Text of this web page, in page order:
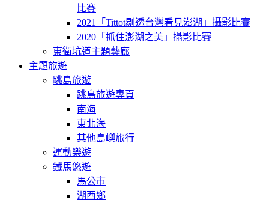
比賽
2021「Tittot剔透台灣看見澎湖」攝影比賽
2020「抓住澎湖之美」攝影比賽
東衛坑道主題藝廊
主題旅遊
跳島旅遊
跳島旅遊專頁
南海
東北海
其他島嶼旅行
運動樂遊
鐵馬悠遊
馬公市
湖西鄉